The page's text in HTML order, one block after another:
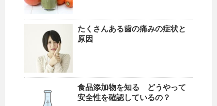
たくさんある歯の痛みの症状と
原因
食品添加物を知る どうやって
安全性を確認しているの？